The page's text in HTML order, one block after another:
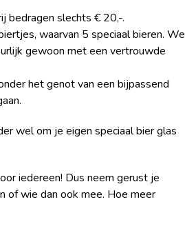
bedragen slechts € 20,-.
waarvan 5 speciaal bieren. We
gewoon met een vertrouwde
het genot van een bijpassend
wel om je eigen speciaal bier glas
iedereen! Dus neem gerust je
of wie dan ook mee. Hoe meer